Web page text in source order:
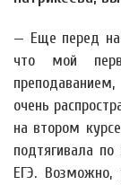
— Еще перед
что мой
очень
на втором
подтягивала
ЕГЭ. Возможно,